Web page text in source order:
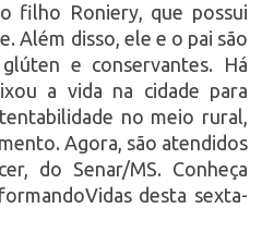
filho Roniery, que possui
Além disso, ele e o pai são
e conservantes. Há
a vida na cidade para
no meio rural,
Agora, são atendidos
do Senar/MS. Conheça
desta sexta-